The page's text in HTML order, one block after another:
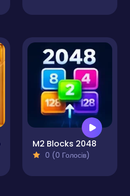
M2 Blocks 2048
0 (0 Голосів)